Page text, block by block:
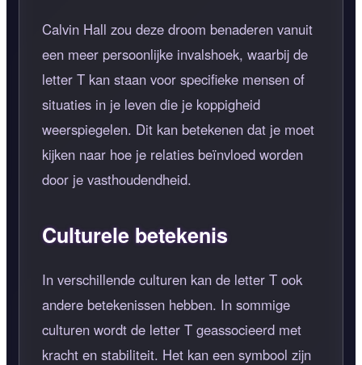
Calvin Hall zou deze droom benaderen vanuit
een meer persoonlijke invalshoek, waarbij de
letter T kan staan voor specifieke mensen of
situaties in je leven die je koppigheid
weerspiegelen. Dit kan betekenen dat je moet
kijken naar hoe je relaties beïnvloed worden
door je vasthoudendheid.
Culturele betekenis
In verschillende culturen kan de letter T ook
andere betekenissen hebben. In sommige
culturen wordt de letter T geassocieerd met
kracht en stabiliteit. Het kan een symbool zijn